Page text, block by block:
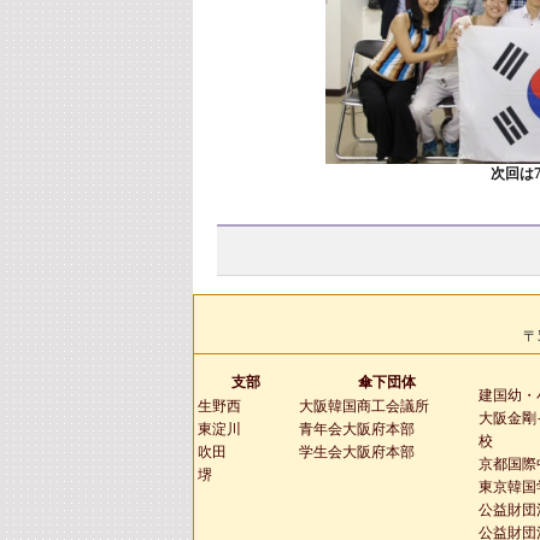
次回は
支部
生野西
東淀川
吹田
堺
傘下団体
大阪韓国商工会議所
青年会大阪府本部
学生会大阪府本部
建国幼・
大阪金剛
校
京都国際
東京韓国
公益財
公益財